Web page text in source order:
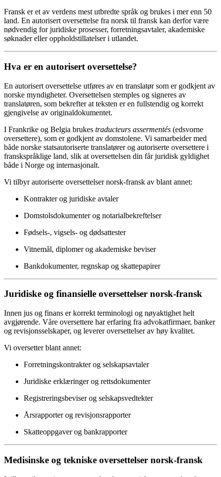
Fransk er et av verdens mest utbredte språk og brukes i mer enn 50
land. En autorisert oversettelse fra norsk til fransk kan derfor være
nødvendig for juridiske prosesser, forretningsavtaler, akademiske
søknader eller oppholdstillatelser i utlandet.
Hva er en autorisert oversettelse?
En autorisert oversettelse utføres av en translatør som er godkjent av
norske myndigheter. Oversettelsen stemples og signeres av
translatøren, som bekrefter at teksten er en fullstendig og korrekt
gjengivelse av originaldokumentet.
I Frankrike og Belgia brukes traducteurs assermentés (edsvorne
oversettere), som er godkjent av domstolene. Vi samarbeider med
både norske statsautoriserte translatører og autoriserte oversettere i
franskspråklige land, slik at oversettelsen din får juridisk gyldighet
både i Norge og internasjonalt.
Vi tilbyr autoriserte oversettelser norsk-fransk av blant annet:
Kontrakter og juridiske avtaler
Domstolsdokumenter og notarialbekreftelser
Fødsels-, vigsels- og dødsattester
Vitnemål, diplomer og akademiske beviser
Bankdokumenter, regnskap og skattepapirer
Juridiske og finansielle oversettelser norsk-fransk
Innen jus og finans er korrekt terminologi og nøyaktighet helt
avgjørende. Våre oversettere har erfaring fra advokatfirmaer, banker
og revisjonsselskaper, og leverer oversettelser av høy kvalitet.
Vi oversetter blant annet:
Forretningskontrakter og selskapsavtaler
Juridiske erklæringer og rettsdokumenter
Registreringsbeviser og selskapsvedtekter
Årsrapporter og revisjonsrapporter
Skatteoppgaver og bankrapporter
Medisinske og tekniske oversettelser norsk-fransk